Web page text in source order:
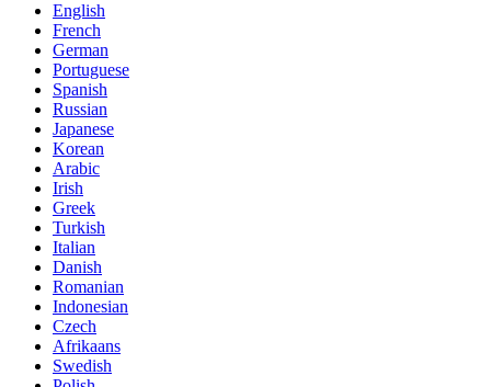
English
French
German
Portuguese
Spanish
Russian
Japanese
Korean
Arabic
Irish
Greek
Turkish
Italian
Danish
Romanian
Indonesian
Czech
Afrikaans
Swedish